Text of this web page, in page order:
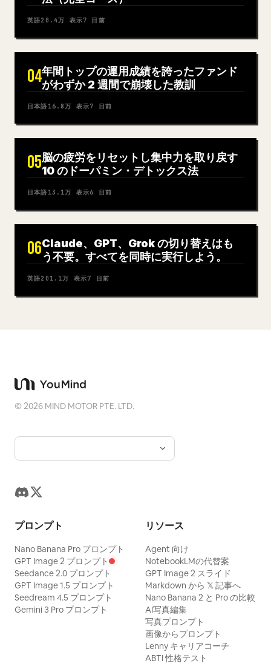
英語20.4万 表示7 日前
04年間トップの運用成績を誇ったファンド
がわずか 2 週間で崩壊した教訓
日本語 16.8万 表示7 日前
05脳の疲労をリセットし集中力を取り戻す
10 のドーパミン・デトックス法
日本語 13.1万 表示6 日前
06Claude、GPT、Grok の切り替えはも
う不要。すべてを同時に実行しよう。
英語201.1万 表示7 日前
©2026 MIND MOTOR PTE. LTD.
プロンプト
Nano Banana Pro プロンプト
GPT Image 2 プロンプト
Seedance 2.0 プロンプト
GPT Image 1.5 プロンプト
Seedream 4.5 プロンプト
Gemini 3 Pro プロンプト
リソース
Agent 向け
NotebookLMの代替案
GPT Image 2 スライド
Markdown から 𝕏 記事へ
Nano Banana 2 と Pro の比較
AI写真編集
写真プロンプト
画像からプロンプト
Lenny キャリアコーチ
ABTI 性格テスト